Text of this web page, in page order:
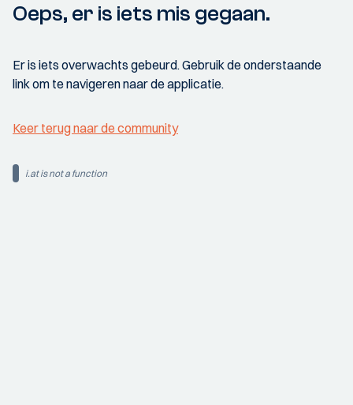
Oeps, er is iets mis gegaan.
Er is iets overwachts gebeurd. Gebruik de onderstaande
link om te navigeren naar de applicatie.
Keer terug naar de community
i.at is not a function